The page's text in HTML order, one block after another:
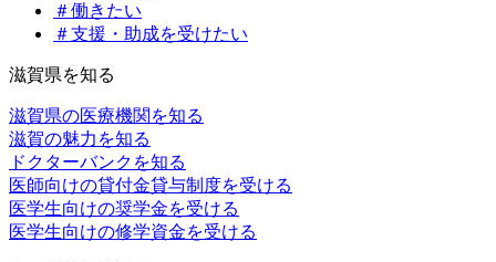
＃働きたい
＃支援・助成を受けたい
滋賀県を知る
滋賀県の医療機関を知る
滋賀の魅力を知る
ドクターバンクを知る
医師向けの貸付金貸与制度を受ける
医学生向けの奨学金を受ける
医学生向けの修学資金を受ける